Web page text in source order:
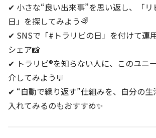
✔ 小さな“良い出来事”を思い返し、「リ
日」を探してみよう🌈
✔ SNSで「#トラリピの日」を付けて運
シェア📸
✔ トラリピ®を知らない人に、このユニ
介してみよう💬
✔ “自動で繰り返す”仕組みを、自分の生
入れてみるのもおすすめ✨